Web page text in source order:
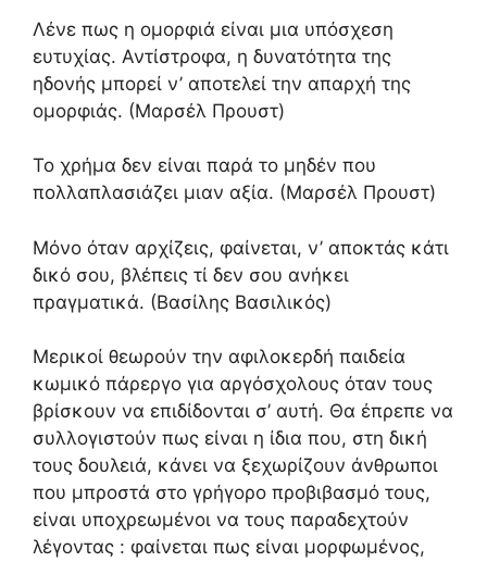
Λένε πως η ομορφιά είναι μια υπόσχεση
ευτυχίας. Αντίστροφα, η δυνατότητα της
ηδονής μπορεί ν’ αποτελεί την απαρχή της
ομορφιάς. (Μαρσέλ Προυστ)
Το χρήμα δεν είναι παρά το μηδέν που
πολλαπλασιάζει μιαν αξία. (Μαρσέλ Προυστ)
Μόνο όταν αρχίζεις, φαίνεται, ν’ αποκτάς κάτι
δικό σου, βλέπεις τί δεν σου ανήκει
πραγματικά. (Βασίλης Βασιλικός)
Μερικοί θεωρούν την αφιλοκερδή παιδεία
κωμικό πάρεργο για αργόσχολους όταν τους
βρίσκουν να επιδίδονται σ’ αυτή. Θα έπρεπε να
συλλογιστούν πως είναι η ίδια που, στη δική
τους δουλειά, κάνει να ξεχωρίζουν άνθρωποι
που μπροστά στο γρήγορο προβιβασμό τους,
είναι υποχρεωμένοι να τους παραδεχτούν
λέγοντας : φαίνεται πως είναι μορφωμένος,